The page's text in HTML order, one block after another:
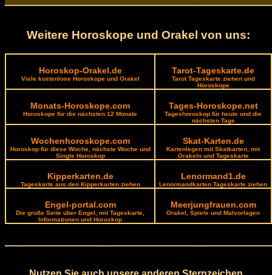
Weitere Horoskope und Orakel von uns:
Horoskop-Orakel.de
Viele kostenlose Horoskope und Orakel
Tarot-Tageskarte.de
Tarot Tageskarte ziehen und
Horoskope
Monats-Horoskope.com
Horoskope für die nächsten 12 Monate
Tages-Horoskope.net
Tageshoroskop für heute und die
nächsten Tage
Wochenhoroskope.com
Horoskop für diese Woche, nächste Woche und
Single Horoskop
Skat-Karten.de
Kartenlegen mit Skatkarten, mit
Orakeln und Tageskarte
Kipperkarten.de
Tageskarte aus den Kipperkarten ziehen
Lenormand1.de
Lenormandkarten Tageskarte ziehen
Engel-portal.com
Die große Seite über Engel, mit Tageskarte,
Informationen und Horoskop
Meerjungfrauen.com
Orakel, Spiele und Malvorlagen